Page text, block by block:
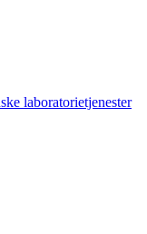
laboratorietjenester